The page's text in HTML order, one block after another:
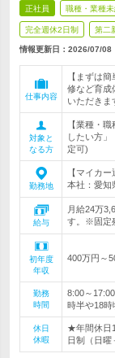
正社員 職種・業種
完全週休2日制 第二
情報更新日：2026/07/08
仕事内容
【まずは
修など育成
いただきま
対象と
なる方
【業種・
したい方
定可)
勤務地
【マイカ
本社：愛知
給与
月給24万
す。※固定
初年度
年収
400万円～
勤務
時間
8:00～
時半や18時
休日
休暇
★年間休日
日制（日